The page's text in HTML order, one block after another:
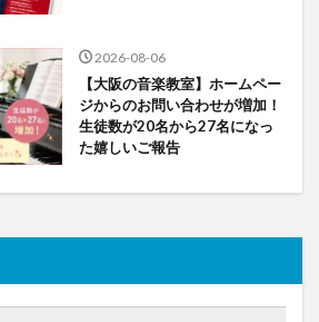
2026-08-06
【大阪の音楽教室】ホームペー
ジからのお問い合わせが増加！
生徒数が20名から27名になっ
た嬉しいご報告